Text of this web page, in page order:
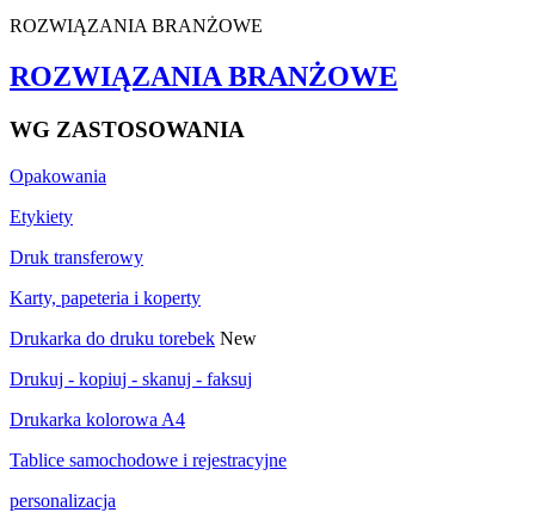
ROZWIĄZANIA BRANŻOWE
ROZWIĄZANIA BRANŻOWE
WG ZASTOSOWANIA
Opakowania
Etykiety
Druk transferowy
Karty, papeteria i koperty
Drukarka do druku torebek New
Drukuj - kopiuj - skanuj - faksuj
Drukarka kolorowa A4
Tablice samochodowe i rejestracyjne
personalizacja